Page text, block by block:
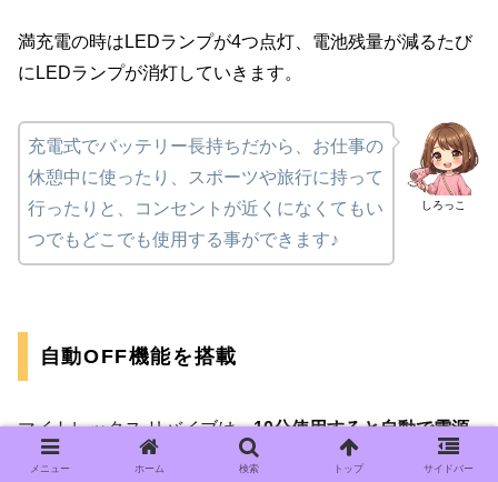
満充電の時はLEDランプが4つ点灯、電池残量が減るたび
にLEDランプが消灯していきます。
しろっこ
充電式でバッテリー長持ちだから、お仕事の
休憩中に使ったり、スポーツや旅行に持って
行ったりと、コンセントが近くになくてもい
つでもどこでも使用する事ができます♪
自動OFF機能を搭載
マイトレックス リバイブは、10分使用すると自動で電源
がOFFになる「自動OFF機能」
が搭載されています。
メニュー ホーム 検索 トップ サイドバー